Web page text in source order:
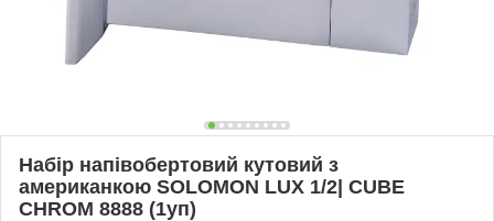
Набір напівобертовий кутовий з
американкою SOLOMON LUX 1/2| CUBE
CHROM 8888 (1уп)